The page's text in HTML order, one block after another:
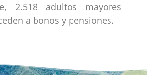
2.518 adultos mayores
a bonos y pensiones.